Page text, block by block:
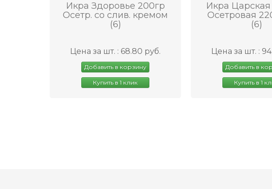
Икра Здоровье 200гр
Осетр. со слив. кремом
(6)
Цена за шт. : 68.80 руб.
Добавить в корзину
Купить в 1 клик
Икра
Осетровая
(6)
Цена за шт. :
Добавить в
Купить в 1